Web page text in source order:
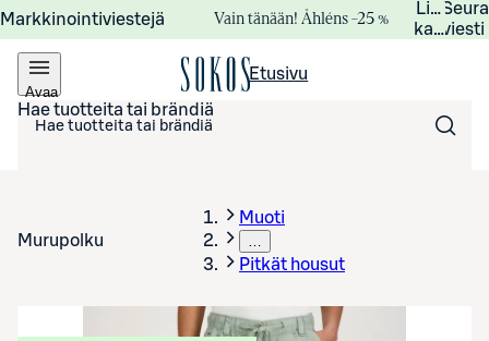
Markkinointiviestejä Vain tänään! Åhléns –25 %
viesti
Avaa
valikko
Etusivu
Hae tuotteita tai brändiä
Murupolku
Muoti
…
Pitkät housut